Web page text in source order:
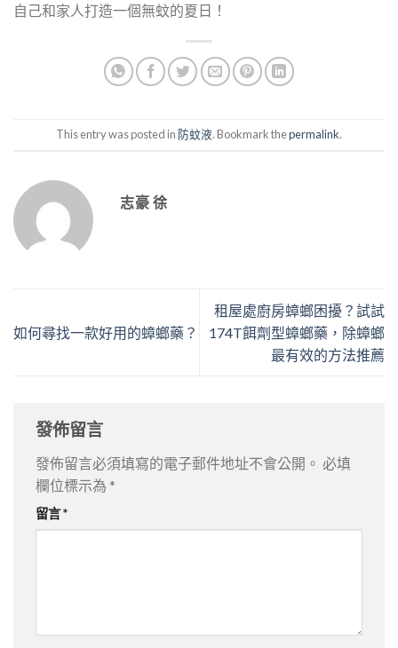
自己和家人打造一個無蚊的夏日！
This entry was posted in 防蚊液. Bookmark thepermalink.
志豪 徐
如何尋找一款好用的蟑螂藥？
租屋處廚房蟑螂困擾？試試
174T餌劑型蟑螂藥，除蟑螂
最有效的方法推薦
發佈留言
發佈留言必須填寫的電子郵件地址不會公開。 必填
欄位標示為 *
留言*